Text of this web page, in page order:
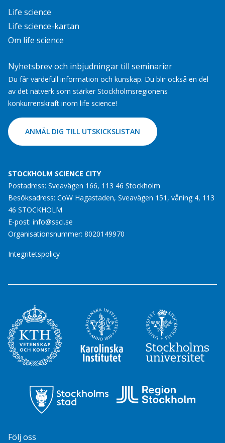
Life science
Life science-kartan
Om life science
Nyhetsbrev och inbjudningar till seminarier
Du får värdefull information och kunskap. Du blir också en del
av det nätverk som stärker Stockholmsregionens
konkurrenskraft inom life science!
ANMÄL DIG TILL UTSKICKSLISTAN
STOCKHOLM SCIENCE CITY
Postadress: Sveavägen 166, 113 46 Stockholm
Besöksadress: CoW Hagastaden, Sveavägen 151, våning 4, 113
46 STOCKHOLM
E-post: info@ssci.se
Organisationsnummer: 8020149970
Integritetspolicy
Följ oss